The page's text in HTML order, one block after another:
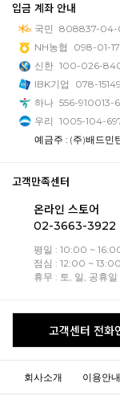
입금 계좌 안내
국민 808837-
NH농협
098-01-
신한 100-026-
IBK기업
078-
하나 556-910013-
우리 1005-104-
예금주 : (주)배드민
고객만족센터
온라인 스토어
02-3663-3922
평일 : 10:00 ~
점심 : 12:00 ~ 13:00
휴무 : 토, 일, 공휴일
고객센터 전화
회사소개 이용안내